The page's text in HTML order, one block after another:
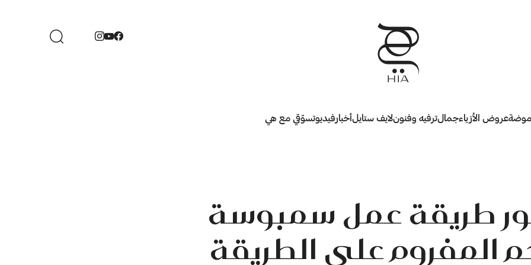
موضةعروض الأزياءجمالترفيه وفنونلايف ستايلأخبارفيديوتسوّقي مع هي
طريقة عمل سمبوسة
المفروم علي الطريقة